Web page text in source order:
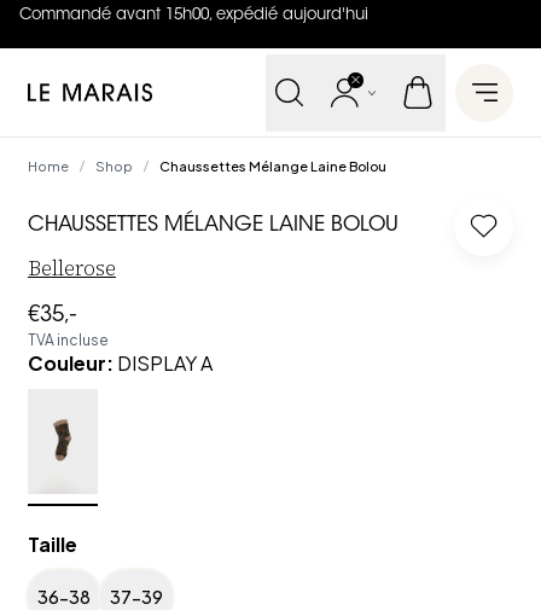
Commandé avant 15h00, expédié aujourd'hui
4.8 sur 5 ( 42 Avis)
Le Marais Open
Home / Shop / Chaussettes Mélange Laine Bolou
CHAUSSETTES MÉLANGE LAINE BOLOU Log
Bellerose
€35,-
TVA incluse
Couleur: DISPLAY A
Taille
36-38 37-39